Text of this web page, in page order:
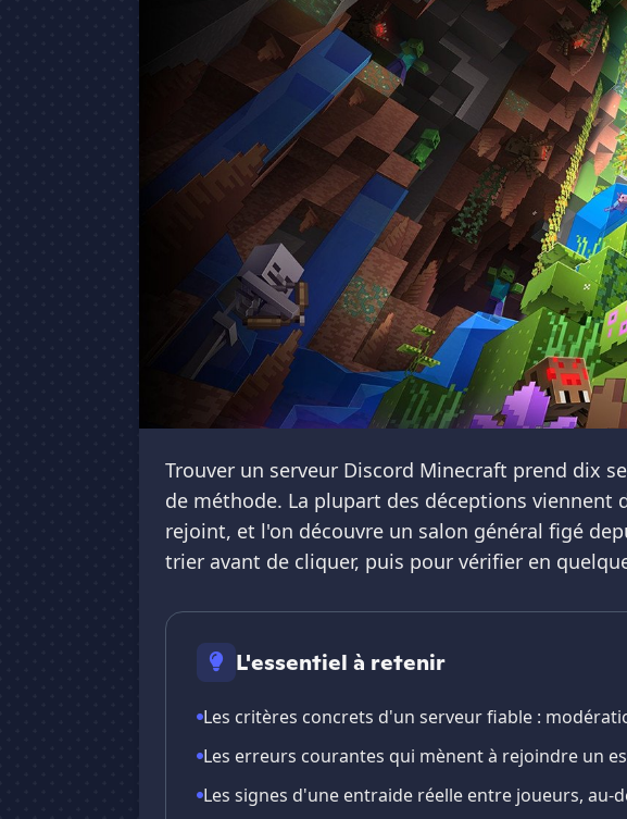
Trouver un serveur Discord Minecraft prend dix
de méthode. La plupart des déceptions
rejoint, et l'on découvre un salon général figé
trier avant de cliquer, puis pour vérifier en
L'essentiel à retenir
Les critères concrets d'un serveur fiable :
Les erreurs courantes qui mènent à rejoindre un
Les signes d'une entraide réelle entre joueurs, au-